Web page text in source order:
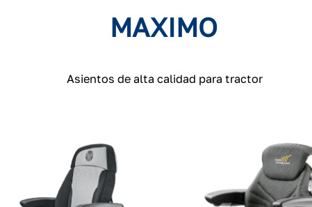
MAXIMO
Asientos de alta calidad para tractor